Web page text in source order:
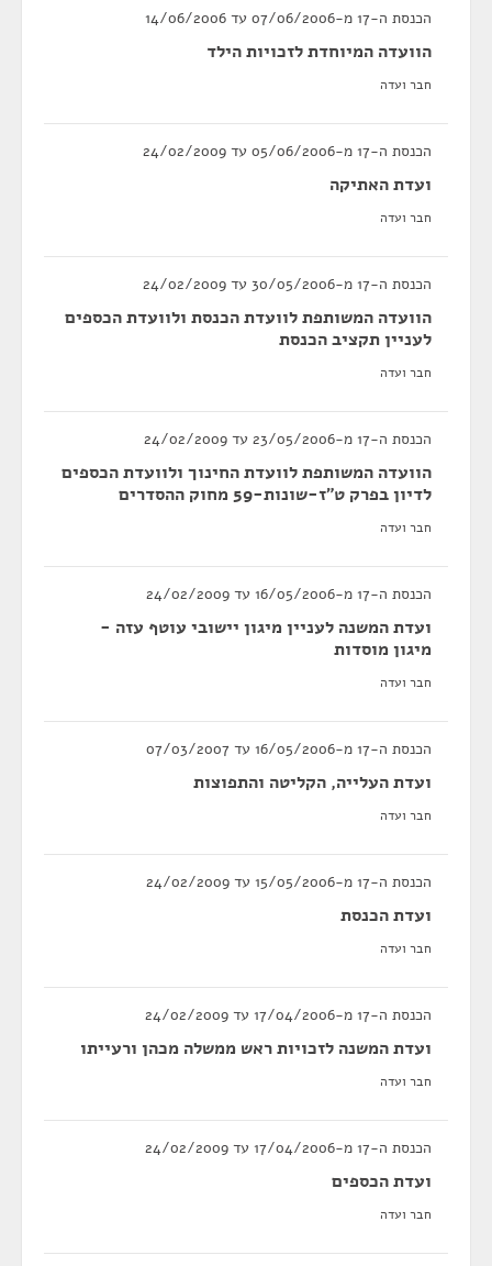
הכנסת ה-17 מ-07/06/2006 עד 14/06/2006
הוועדה המיוחדת לזכויות הילד
חבר ועדה
הכנסת ה-17 מ-05/06/2006 עד 24/02/2009
ועדת האתיקה
חבר ועדה
הכנסת ה-17 מ-30/05/2006 עד 24/02/2009
הוועדה המשותפת לוועדת הכנסת ולוועדת הכספים
לעניין תקציב הכנסת
חבר ועדה
הכנסת ה-17 מ-23/05/2006 עד 24/02/2009
הוועדה המשותפת לוועדת החינוך ולוועדת הכספים
לדיון בפרק ט"ז-שונות-59 מחוק ההסדרים
חבר ועדה
הכנסת ה-17 מ-16/05/2006 עד 24/02/2009
ועדת המשנה לעניין מיגון יישובי עוטף עזה -
מיגון מוסדות
חבר ועדה
הכנסת ה-17 מ-16/05/2006 עד 07/03/2007
ועדת העלייה, הקליטה והתפוצות
חבר ועדה
הכנסת ה-17 מ-15/05/2006 עד 24/02/2009
ועדת הכנסת
חבר ועדה
הכנסת ה-17 מ-17/04/2006 עד 24/02/2009
ועדת המשנה לזכויות ראש ממשלה מכהן ורעייתו
חבר ועדה
הכנסת ה-17 מ-17/04/2006 עד 24/02/2009
ועדת הכספים
חבר ועדה